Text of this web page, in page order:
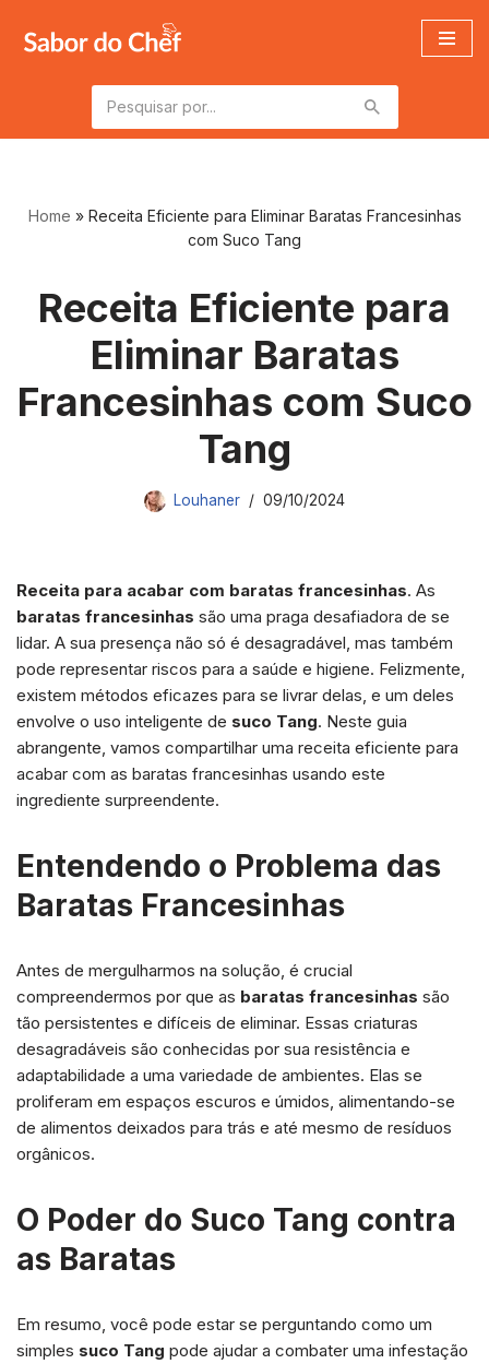
Pular
conteúdo
Home » Receita Eficiente para Eliminar Baratas Francesinhas
com Suco Tang
Receita Eficiente para
Eliminar Baratas
Francesinhas com Suco
Tang
Louhaner 09/10/2024
Receita para acabar com baratas francesinhas. As
baratas francesinhas são uma praga desafiadora de se
lidar. A sua presença não só é desagradável, mas também
pode representar riscos para a saúde e higiene. Felizmente,
existem métodos eficazes para se livrar delas, e um deles
envolve o uso inteligente de suco Tang. Neste guia
abrangente, vamos compartilhar uma receita eficiente para
acabar com as baratas francesinhas usando este
ingrediente surpreendente.
Entendendo o Problema das
Baratas Francesinhas
Antes de mergulharmos na solução, é crucial
compreendermos por que as baratas francesinhas são
tão persistentes e difíceis de eliminar. Essas criaturas
desagradáveis são conhecidas por sua resistência e
adaptabilidade a uma variedade de ambientes. Elas se
proliferam em espaços escuros e úmidos, alimentando-se
de alimentos deixados para trás e até mesmo de resíduos
orgânicos.
O Poder do Suco Tang contra
as Baratas
Em resumo, você pode estar se perguntando como um
simples suco Tang pode ajudar a combater uma infestação